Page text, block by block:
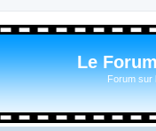
Le
Forum sur